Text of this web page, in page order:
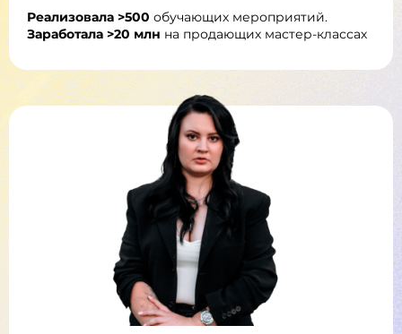
Реализовала >500 обучающих мероприятий.
Заработала >20 млн на продающих мастер-классах